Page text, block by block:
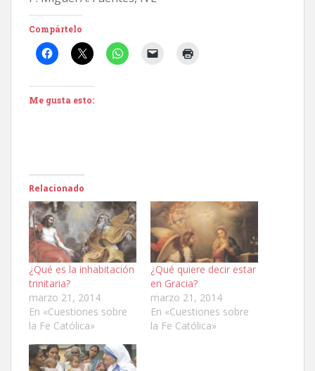
Compártelo
Me gusta esto:
Relacionado
¿Qué es la inhabitación
trinitaria?
marzo 21, 2014
En «Cuestiones sobre
la Fe Católica»
¿Qué quiere decir estar
en Gracia?
marzo 21, 2014
En «Cuestiones sobre
la Fe Católica»